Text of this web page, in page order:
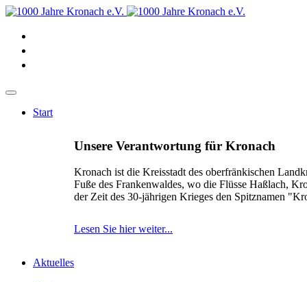
Start
Unsere Verantwortung für Kronach
Kronach ist die Kreisstadt des oberfränkischen
Fuße des Frankenwaldes, wo die Flüsse Haßlach,
der Zeit des 30-jährigen Krieges den Spitznamen
Lesen Sie hier weiter...
Aktuelles